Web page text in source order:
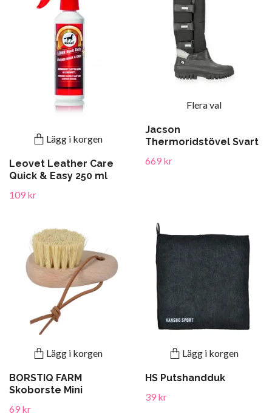
Lägg i korgen
Leovet Leather Care
Quick & Easy 250 ml
109 kr
Flera val
Jacson
Thermoridstövel Svart
669 kr
Lägg i korgen
BORSTIQ FARM
Skoborste Mini
69 kr
Lägg i korgen
HS Putshandduk
39 kr